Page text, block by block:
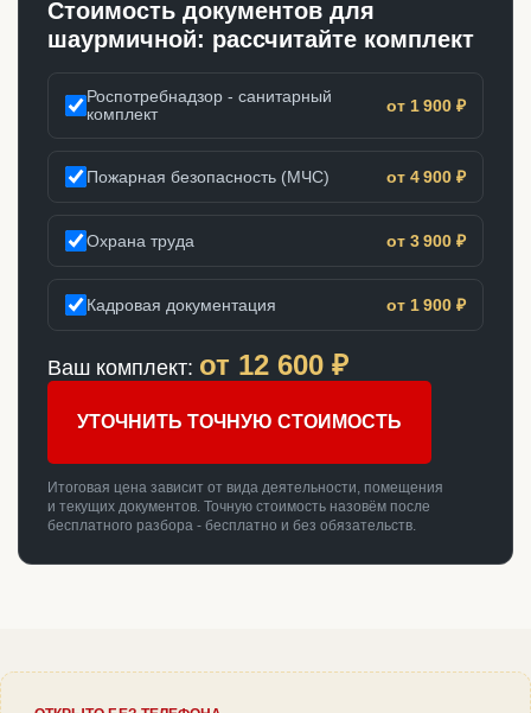
Стоимость документов для
шаурмичной: рассчитайте комплект
Роспотребнадзор - санитарный
комплект
от 1 900 ₽
Пожарная безопасность (МЧС) от 4 900 ₽
Охрана труда от 3 900 ₽
Кадровая документация от 1 900 ₽
Ваш комплект: от 12 600 ₽
УТОЧНИТЬ ТОЧНУЮ СТОИМОСТЬ
Итоговая цена зависит от вида деятельности, помещения
и текущих документов. Точную стоимость назовём после
бесплатного разбора - бесплатно и без обязательств.